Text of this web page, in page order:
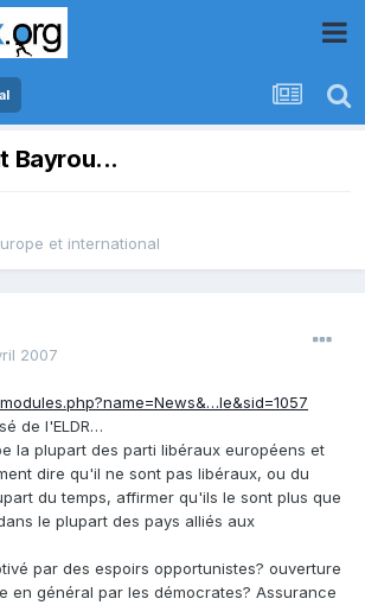
Bayrou...
et international
2007
de l'ELDR…
la plupart des parti libéraux européens et
dire qu'il ne sont pas libéraux, ou du
du temps, affirmer qu'ils le sont plus que
le plupart des pays alliés aux
par des espoirs opportunistes? ouverture
en général par les démocrates? Assurance